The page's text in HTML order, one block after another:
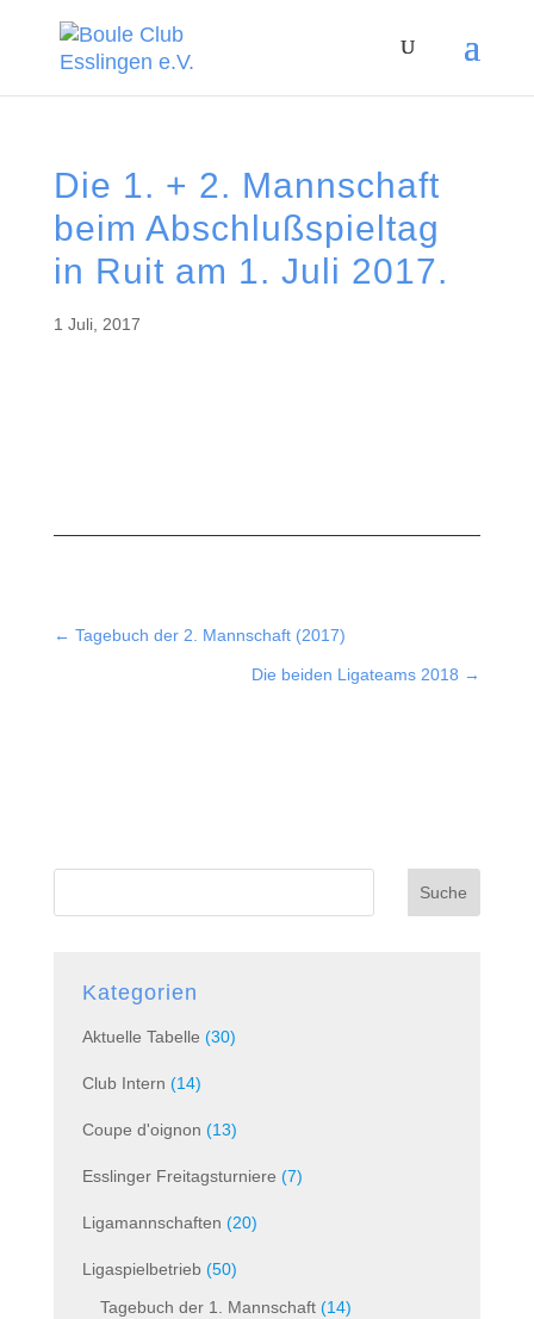
Die 1. + 2. Mannschaft
beim Abschlußspieltag
in Ruit am 1. Juli 2017.
1 Juli, 2017
← Tagebuch der 2. Mannschaft (2017)
Die beiden Ligateams 2018 →
Suche
Kategorien
Aktuelle Tabelle (30)
Club Intern (14)
Coupe d'oignon (13)
Esslinger Freitagsturniere (7)
Ligamannschaften (20)
Ligaspielbetrieb(50)
Tagebuch der 1. Mannschaft(14)